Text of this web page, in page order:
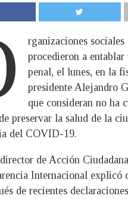
rganizaciones sociales
procedieron a entablar
penal, el lunes, en la
presidente Alejandro
que consideran no ha
preservar la salud de la
del COVID-19.
de Acción
Internacional explicó
de recientes